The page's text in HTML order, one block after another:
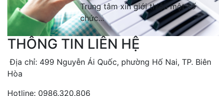
Trung tâm xin giới thiệu một số
chức...
THÔNG TIN LIÊN HỆ
Địa chỉ: 499 Nguyễn Ái Quốc, phường Hố Nai, TP. Biên
Hòa
Hotline: 0986.320.806